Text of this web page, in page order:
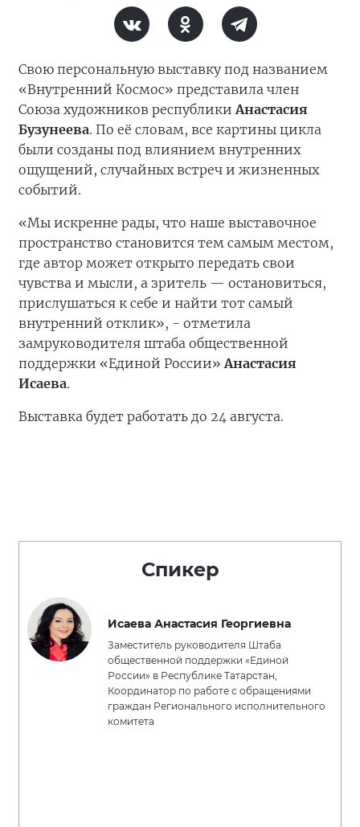
Свою персональную выставку под названием
«Внутренний Космос» представила член
Союза художников республики Анастасия
Бузунеева. По её словам, все картины цикла
были созданы под влиянием внутренних
ощущений, случайных встреч и жизненных
событий.
«Мы искренне рады, что наше выставочное
пространство становится тем самым местом,
где автор может открыто передать свои
чувства и мысли, а зритель — остановиться,
прислушаться к себе и найти тот самый
внутренний отклик», - отметила
замруководителя штаба общественной
поддержки «Единой России»Анастасия
Исаева.
Выставка будет работать до 24 августа.
Спикер
Исаева Анастасия Георгиевна
Заместитель руководителя Штаба
общественной поддержки «Единой
России» в Республике Татарстан,
Координатор по работе с обращениями
граждан Регионального исполнительного
комитета